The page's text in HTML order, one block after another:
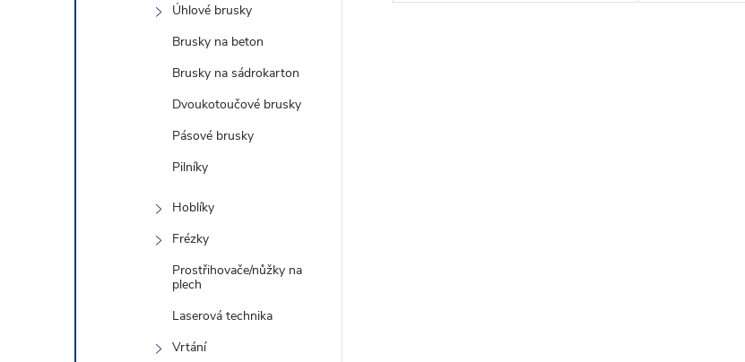
Úhlové brusky
Brusky na beton
Brusky na sádrokarton
Dvoukotoučové brusky
Pásové brusky
Pilníky
Hoblíky
Frézky
Prostřihovače/nůžky na
plech
Laserová technika
Vrtání